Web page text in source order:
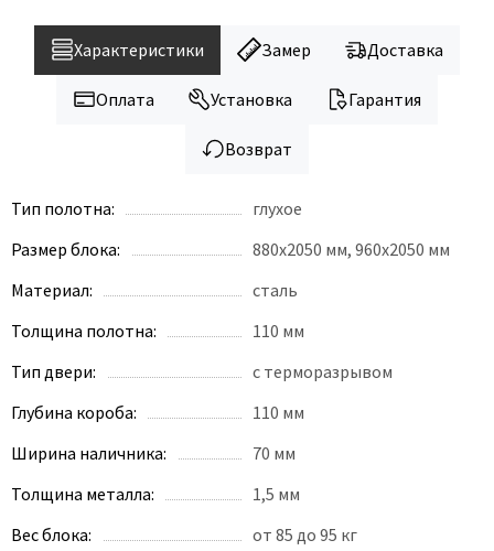
LiGa
Line Doors
Lockstyle
Ofram
Optima Porte
Oro - Oro
Philips
Portika
Poseidon
Profil Doors
Характеристики Замер Доставка
Оплата Установка Гарантия
Возврат
Тип полотна:
глухое
Размер блока:
880x2050 мм, 960х2050 мм
Материал:
сталь
Толщина полотна:
110 мм
Тип двери:
с терморазрывом
Глубина короба:
110 мм
Ширина наличника:
70 мм
Толщина металла:
1,5 мм
Вес блока:
от 85 до 95 кг